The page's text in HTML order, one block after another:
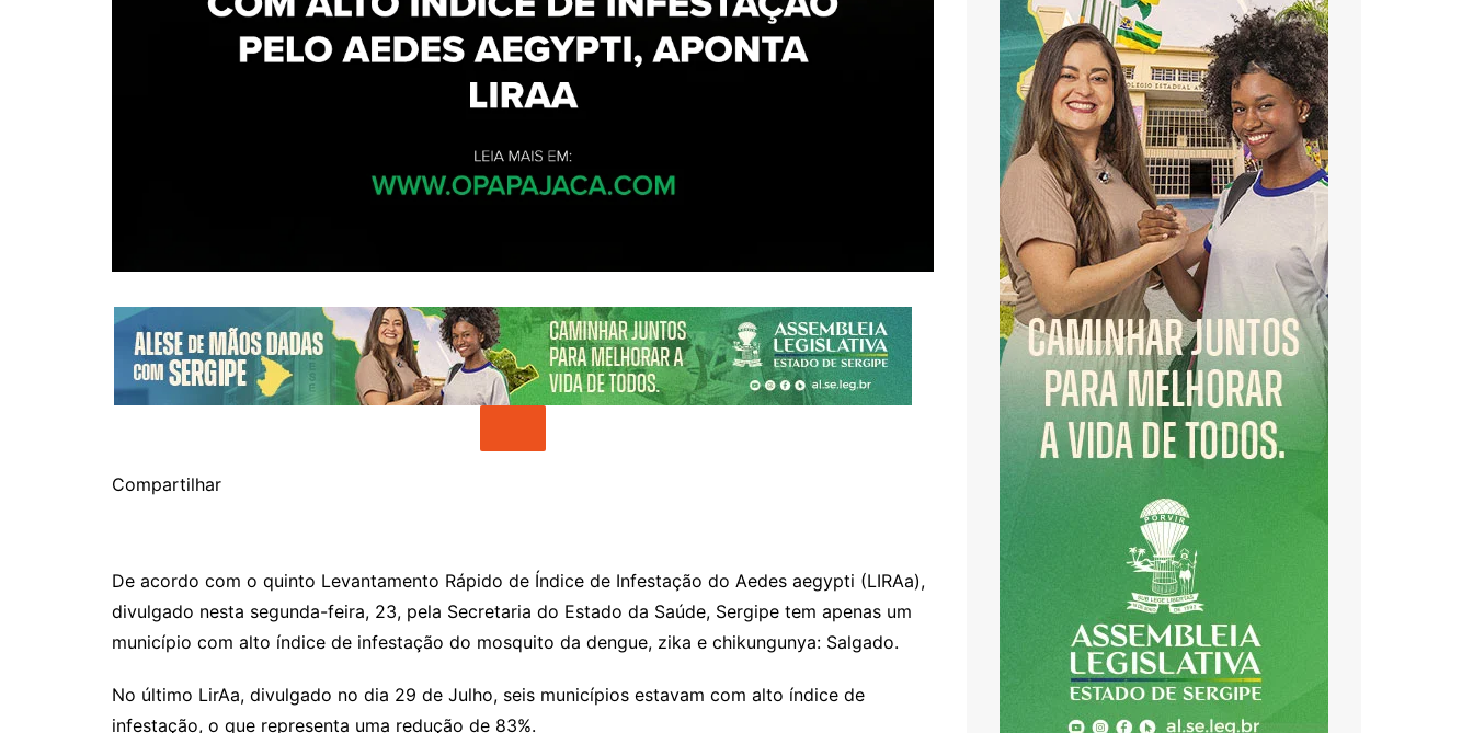
Compartilhar
De acordo com o quinto Levantamento Rápido de Índice de Infestação do Aedes aegypti (LIRAa),
divulgado nesta segunda-feira, 23, pela Secretaria do Estado da Saúde, Sergipe tem apenas um
município com alto índice de infestação do mosquito da dengue, zika e chikungunya: Salgado.
No último LirAa, divulgado no dia 29 de Julho, seis municípios estavam com alto índice de
infestação, o que representa uma redução de 83%.